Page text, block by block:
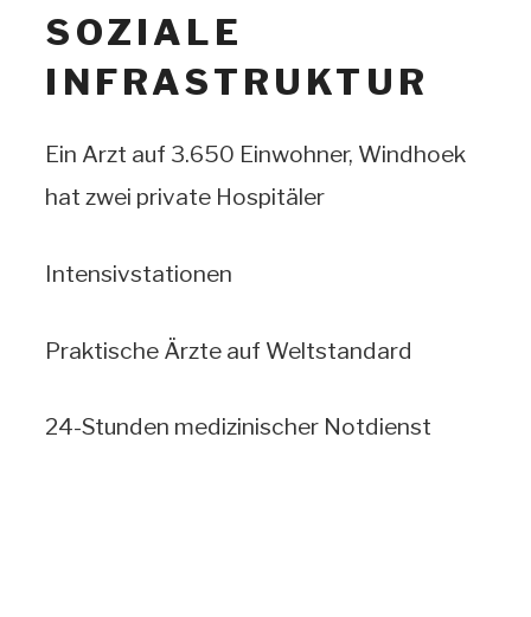
SOZIALE
INFRASTRUKTUR
Ein Arzt auf 3.650 Einwohner, Windhoek
hat zwei private Hospitäler
Intensivstationen
Praktische Ärzte auf Weltstandard
24-Stunden medizinischer Notdienst